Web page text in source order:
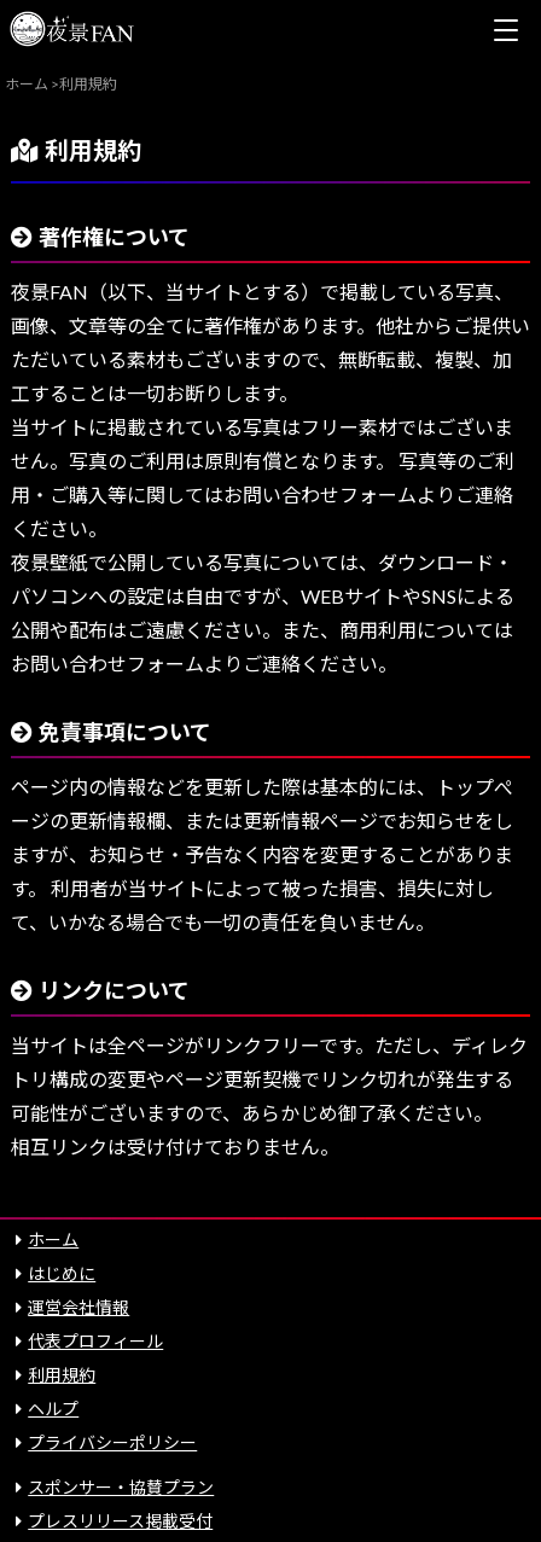
ホーム >利用規約
利用規約
著作権について
夜景FAN（以下、当サイトとする）で掲載している写真、
画像、文章等の全てに著作権があります。他社からご提供い
ただいている素材もございますので、無断転載、複製、加
工することは一切お断りします。
当サイトに掲載されている写真はフリー素材ではございま
せん。写真のご利用は原則有償となります。 写真等のご利
用・ご購入等に関してはお問い合わせフォームよりご連絡
ください。
夜景壁紙で公開している写真については、ダウンロード・
パソコンへの設定は自由ですが、WEBサイトやSNSによる
公開や配布はご遠慮ください。また、商用利用については
お問い合わせフォームよりご連絡ください。
免責事項について
ページ内の情報などを更新した際は基本的には、トップぺ
ージの更新情報欄、または更新情報ページでお知らせをし
ますが、お知らせ・予告なく内容を変更することがありま
す。 利用者が当サイトによって被った損害、損失に対し
て、いかなる場合でも一切の責任を負いません。
リンクについて
当サイトは全ページがリンクフリーです。ただし、ディレク
トリ構成の変更やページ更新契機でリンク切れが発生する
可能性がございますので、あらかじめ御了承ください。
相互リンクは受け付けておりません。
ホーム
はじめに
運営会社情報
代表プロフィール
利用規約
ヘルプ
プライバシーポリシー
スポンサー・協賛プラン
プレスリリース掲載受付